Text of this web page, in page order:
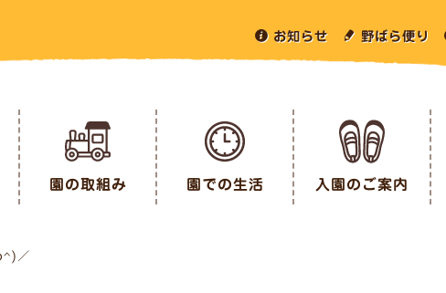
お知らせ 野ばら便り
園の取組み 園での生活 入園のご案内
／